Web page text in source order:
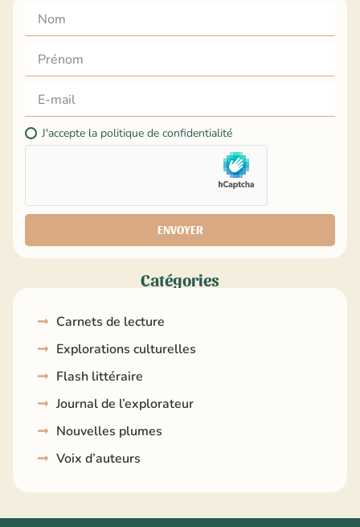
J'accepte la politique de confidentialité
ENVOYER
Catégories
Carnets de lecture
Explorations culturelles
Flash littéraire
Journal de l’explorateur
Nouvelles plumes
Voix d’auteurs